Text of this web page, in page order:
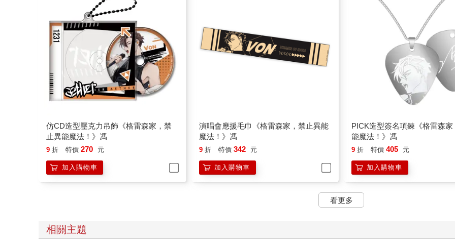
仿CD造型壓克力吊飾《格雷森家，禁
止異能魔法！》馮
9 折 特價 270 元
加入購物車
演唱會應援毛巾《格雷森家，禁止異能
魔法！》馮
9 折 特價 342 元
加入購物車
PICK造型簽名項鍊《格雷森
能魔法！》馮
9 折 特價 405 元
加入購物車
看更多
相關主題